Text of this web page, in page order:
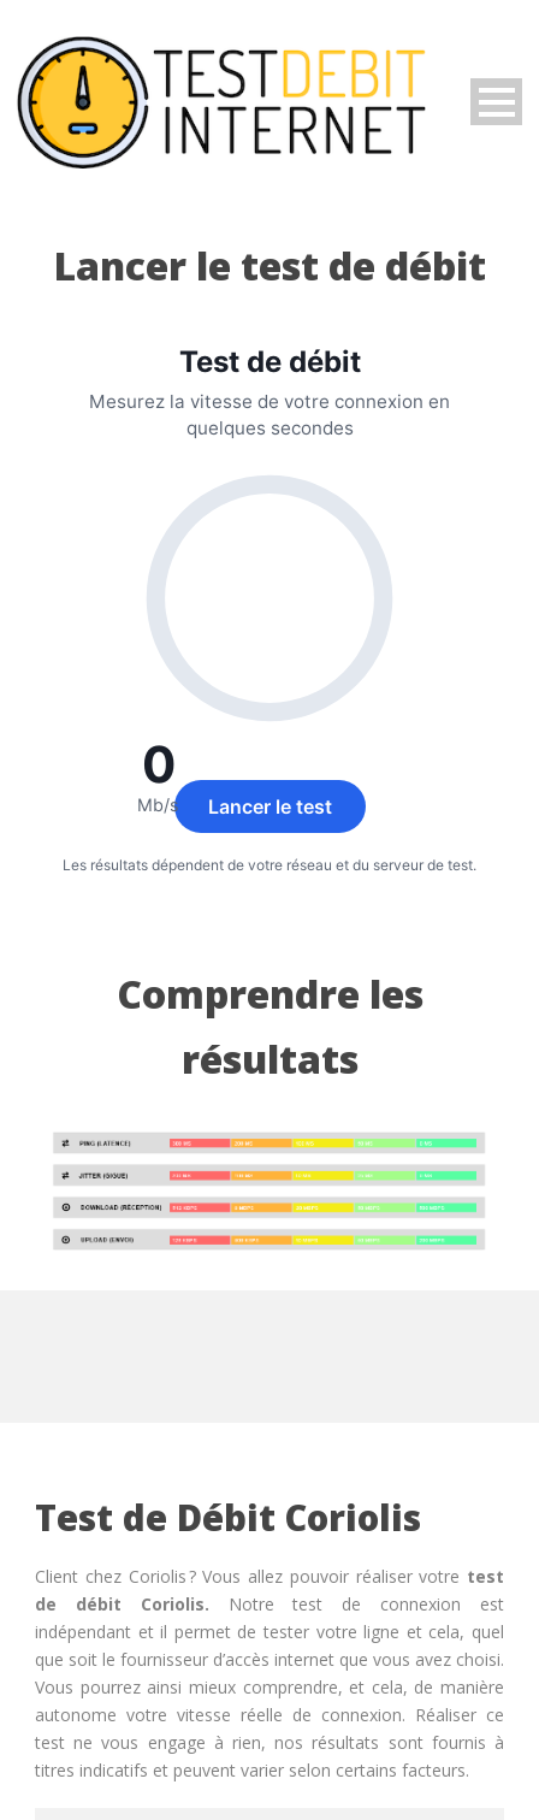
Lancer le test de débit
Comprendre les
résultats
Test de Débit Coriolis
Client chez Coriolis ? Vous allez pouvoir réaliser votre test
de débit Coriolis.
Notre test de connexion est
indépendant et il permet de tester votre ligne et cela, quel
que soit le fournisseur d’accès internet que vous avez choisi.
Vous pourrez ainsi mieux comprendre, et cela, de manière
autonome votre vitesse réelle de connexion. Réaliser ce
test ne vous engage à rien, nos résultats sont fournis à
titres indicatifs et peuvent varier selon certains facteurs.